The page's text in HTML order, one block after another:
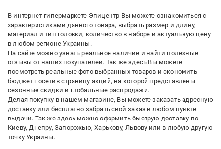
В интернет-гипермаркете Эпицентр Вы можете ознакомиться с
характеристиками данного товара, выбрать размер и длину,
материал и тип головки, количество в наборе и актуальную цену
в любом регионе Украины.
На сайте можно узнать реальное наличие и найти полезные
отзывы от наших покупателей. Так же здесь Вы можете
посмотреть реальные фото выбранных товаров и экономить
бюджет посетив страницу акций, на которой представлены
сезонные скидки и глобальные распродажи.
Делая покупку в нашем магазине, Вы можете заказать адресную
доставку или бесплатно забрать свой заказ в любом пункте
выдачи. Так же здесь можно оформить быструю доставку по
Киеву, Днепру, Запорожью, Харькову, Львову или в любую другую
точку Украины.